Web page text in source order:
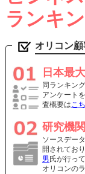
ランキ
オリコン
日本最
同ランキン
アンケート
査概要はこ
研究機
ソースデー
開されてお
男 氏が行っ
オリコンの